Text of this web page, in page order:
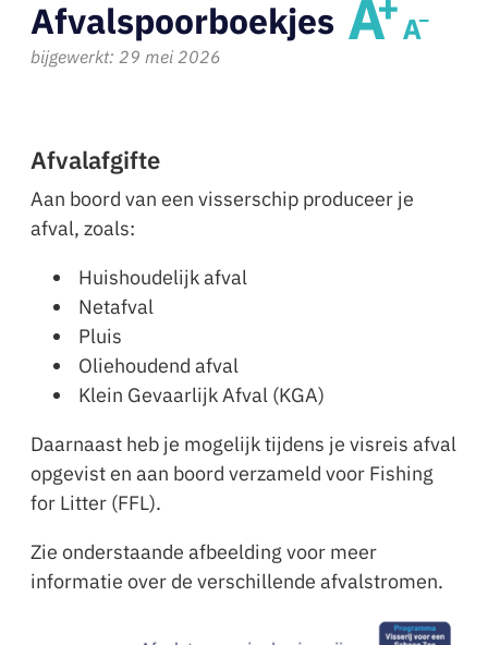
Afvalspoorboekjes
bijgewerkt: 29 mei 2026
Afvalafgifte
Aan boord van een visserschip produceer je
afval, zoals:
Huishoudelijk afval
Netafval
Pluis
Oliehoudend afval
Klein Gevaarlijk Afval (KGA)
Daarnaast heb je mogelijk tijdens je visreis afval
opgevist en aan boord verzameld voor Fishing
for Litter (FFL).
Zie onderstaande afbeelding voor meer
informatie over de verschillende afvalstromen.